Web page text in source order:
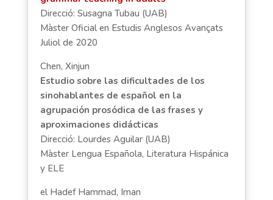
Direcció: Susagna Tubau (UAB)
Màster Oficial en Estudis Anglesos Avançats
Juliol de 2020
Chen, Xinjun
Estudio sobre las dificultades de los
sinohablantes de español en la
agrupación prosódica de las frases y
aproximaciones didácticas
Direcció: Lourdes Aguilar (UAB)
Màster Lengua Española, Literatura Hispánica
y ELE
el Hadef Hammad, Iman